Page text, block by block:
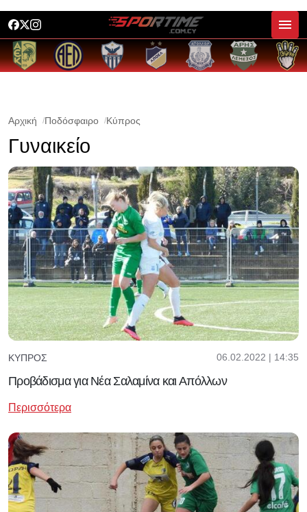
Αρχική Ποδόσφαιρο Κύπρος
Γυναικείο
ΚΎΠΡΟΣ 06.02.2022 | 14:35
Προβάδισμα για Νέα Σαλαμίνα και Απόλλων
Περισσότερα